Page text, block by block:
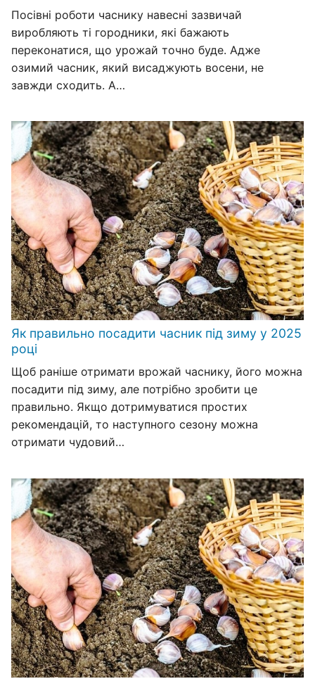
Посівні роботи часнику навесні зазвичай
виробляють ті городники, які бажають
переконатися, що урожай точно буде. Адже
озимий часник, який висаджують восени, не
завжди сходить. А…
Як правильно посадити часник під зиму у 2025
році
Щоб раніше отримати врожай часнику, його можна
посадити під зиму, але потрібно зробити це
правильно. Якщо дотримуватися простих
рекомендацій, то наступного сезону можна
отримати чудовий…